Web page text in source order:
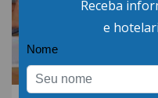
15.DEZ.22 | POR: ABIH-SC